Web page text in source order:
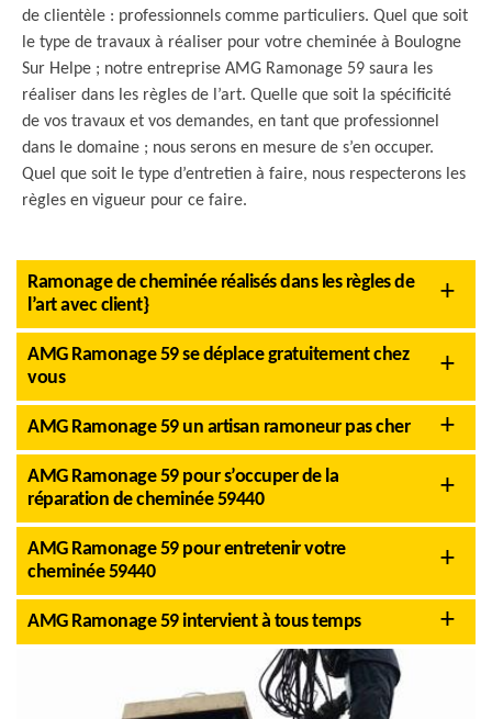
de clientèle : professionnels comme particuliers. Quel que soit
le type de travaux à réaliser pour votre cheminée à Boulogne
Sur Helpe ; notre entreprise AMG Ramonage 59 saura les
réaliser dans les règles de l’art. Quelle que soit la spécificité
de vos travaux et vos demandes, en tant que professionnel
dans le domaine ; nous serons en mesure de s’en occuper.
Quel que soit le type d’entretien à faire, nous respecterons les
règles en vigueur pour ce faire.
Ramonage de cheminée réalisés dans les règles de
l’art avec client}
AMG Ramonage 59 se déplace gratuitement chez
vous
AMG Ramonage 59 un artisan ramoneur pas cher
AMG Ramonage 59 pour s’occuper de la
réparation de cheminée 59440
AMG Ramonage 59 pour entretenir votre
cheminée 59440
AMG Ramonage 59 intervient à tous temps